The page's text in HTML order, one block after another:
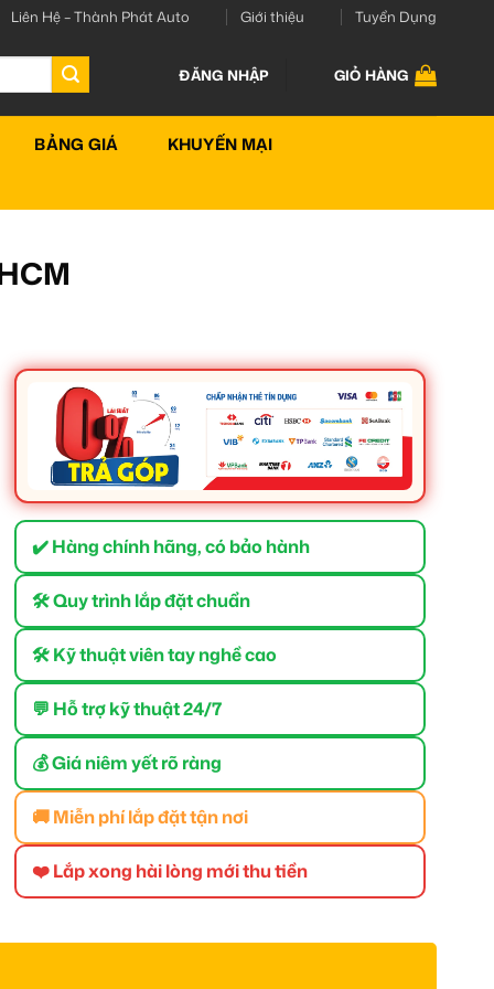
Liên Hệ – Thành Phát Auto Giới thiệu Tuyển Dụng
ĐĂNG NHẬP GIỎ HÀNG
BẢNG GIÁ KHUYẾN MẠI
✔️ Hàng chính hãng, có bảo hành
🛠 Quy trình lắp đặt chuẩn
🛠 Kỹ thuật viên tay nghề cao
💬 Hỗ trợ kỹ thuật 24/7
💰 Giá niêm yết rõ ràng
🚚 Miễn phí lắp đặt tận nơi
❤️ Lắp xong hài lòng mới thu tiền